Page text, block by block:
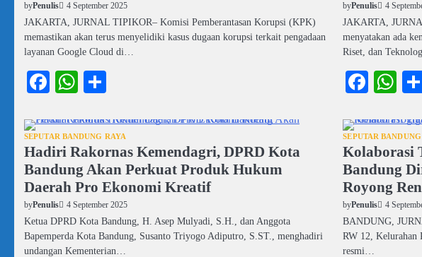
byPenulis 4 September 2025
JAKARTA, JURNAL TIPIKOR– Komisi Pemberantasan Korupsi (KPK)
memastikan akan terus menyelidiki kasus dugaan korupsi terkait pengadaan
layanan Google Cloud di…
Facebook
WhatsApp
byPenulis 4
JAKARTA,
menyatakan ada
Riset, dan
SEPUTAR BANDUNG RAYA
Hadiri Rakornas Kemendagri, DPRD Kota
Bandung Akan Perkuat Produk Hukum
Daerah Pro Ekonomi Kreatif
byPenulis 4 September 2025
Ketua DPRD Kota Bandung, H. Asep Mulyadi, S.H., dan Anggota
Bapemperda Kota Bandung, Susanto Triyogo Adiputro, S.ST., menghadiri
undangan Kementerian…
SEPUTAR
Kolaborasi
Bandung
Royong
byPenulis 4
BANDUNG,
RW 12, Kelurahan
resmi…